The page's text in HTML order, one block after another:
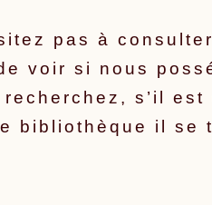
pas à
voir si nous
recherchez, s’il
bibliothèque il se